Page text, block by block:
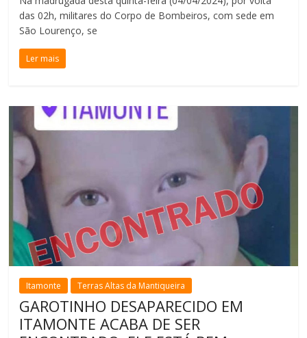
das 02h, militares do Corpo de Bombeiros, com sede em
São Lourenço, se
Ler mais
Itamonte Terras Altas da Mantiqueira
GAROTINHO DESAPARECIDO EM
ITAMONTE ACABA DE SER